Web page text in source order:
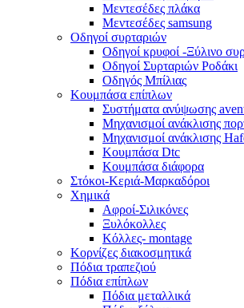
Μεντεσέδες πλάκα
Μεντεσέδες samsung
Οδηγοί συρταριών
Οδηγοί κρυφοί -Ξύλινο
Οδηγοί Συρταριών Ροδάκι
Οδηγός Μπίλιας
Κουμπάσα επίπλων
Συστήματα ανύψωσης
Μηχανισμοί ανάκλισης
Μηχανισμοί ανάκλισης
Κουμπάσα Dtc
Κουμπάσα διάφορα
Στόκοι-Κεριά-Μαρκαδόροι
Χημικά
Αφροί-Σιλικόνες
Ξυλόκολλες
Κόλλες- montage
Κορνίζες διακοσμητικά
Πόδια τραπεζιού
Πόδια επίπλων
Πόδια μεταλλικά